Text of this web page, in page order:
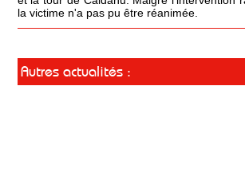
la victime n'a pas pu être réanimée.
Autres actualités :